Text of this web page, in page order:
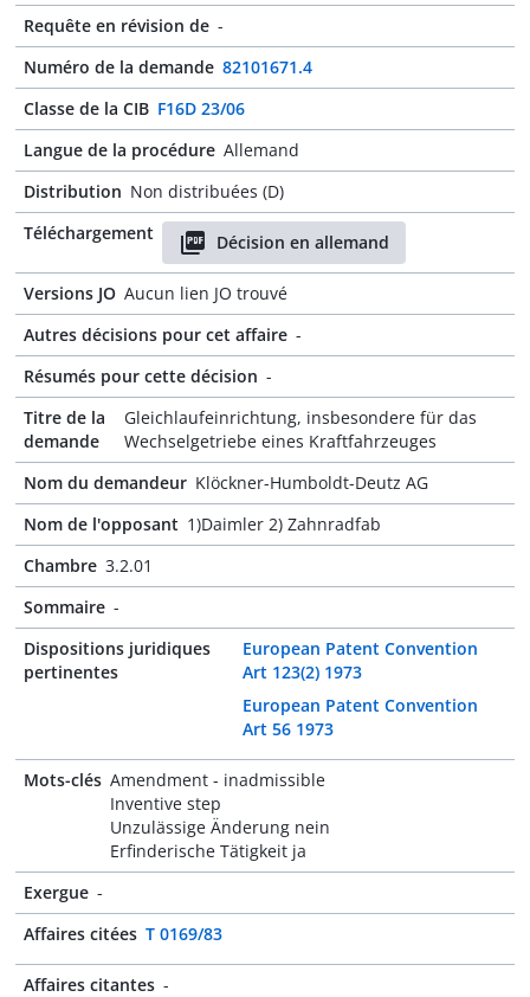
Requête en révision de -
Numéro de la demande 82101671.4
Classe de la CIB F16D 23/06
Langue de la procédure Allemand
Distribution Non distribuées (D)
Téléchargement
Décision en allemand
Versions JO Aucun lien JO trouvé
Autres décisions pour cet affaire -
Résumés pour cette décision -
Titre de la
demande
Gleichlaufeinrichtung, insbesondere für das
Wechselgetriebe eines Kraftfahrzeuges
Nom du demandeur Klöckner-Humboldt-Deutz AG
Nom de l'opposant 1)Daimler 2) Zahnradfab
Chambre 3.2.01
Sommaire -
Dispositions juridiques
pertinentes
European Patent Convention
Art 123(2) 1973
European Patent Convention
Art 56 1973
Mots-clés Amendment - inadmissible
Inventive step
Unzulässige Änderung nein
Erfinderische Tätigkeit ja
Exergue -
Affaires citées T 0169/83
Affaires citantes -